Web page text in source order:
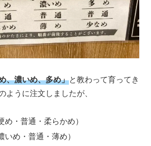
、濃いめ、多め」と教わって育ってき
ように注文しましたが、
め・普通・柔らかめ）
いめ・普通・薄め）